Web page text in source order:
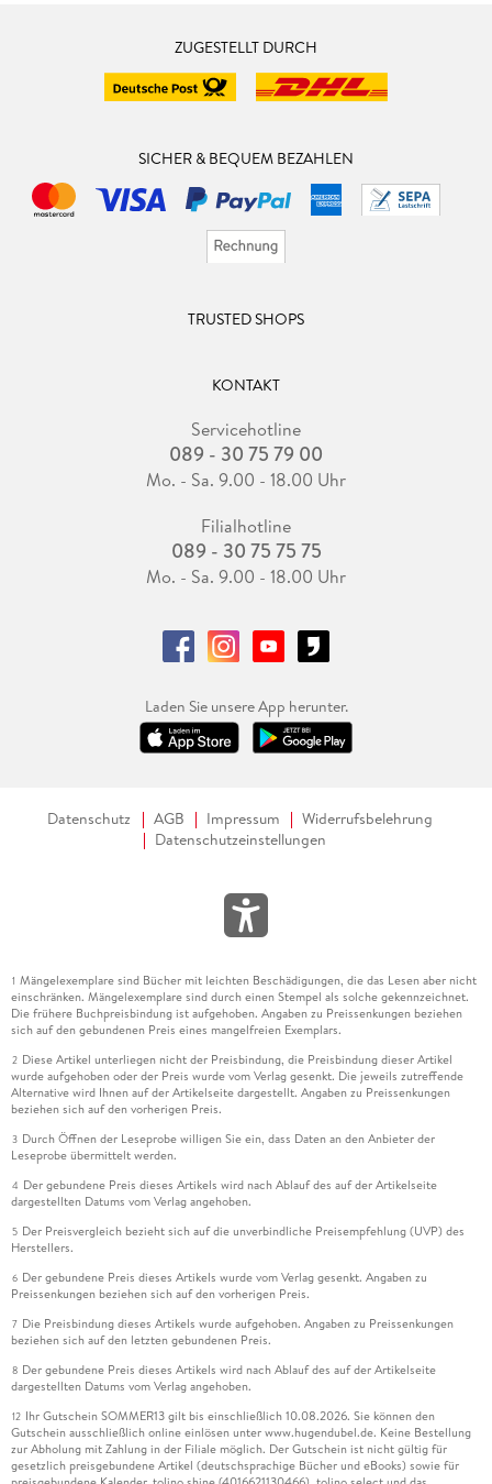
ZUGESTELLT DURCH
SICHER & BEQUEM BEZAHLEN
TRUSTED SHOPS
KONTAKT
Servicehotline
089 - 30 75 79 00
Mo. - Sa. 9.00 - 18.00 Uhr
Filialhotline
089 - 30 75 75 75
Mo. - Sa. 9.00 - 18.00 Uhr
Laden Sie unsere App herunter.
Datenschutz AGB Impressum
Widerrufsbelehrung
Datenschutzeinstellungen
1 Mängelexemplare sind Bücher mit leichten Beschädigungen, die das Lesen aber nicht
einschränken. Mängelexemplare sind durch einen Stempel als solche gekennzeichnet.
Die frühere Buchpreisbindung ist aufgehoben. Angaben zu Preissenkungen beziehen
sich auf den gebundenen Preis eines mangelfreien Exemplars.
2 Diese Artikel unterliegen nicht der Preisbindung, die Preisbindung dieser Artikel
wurde aufgehoben oder der Preis wurde vom Verlag gesenkt. Die jeweils zutreffende
Alternative wird Ihnen auf der Artikelseite dargestellt. Angaben zu Preissenkungen
beziehen sich auf den vorherigen Preis.
3 Durch Öffnen der Leseprobe willigen Sie ein, dass Daten an den Anbieter der
Leseprobe übermittelt werden.
4 Der gebundene Preis dieses Artikels wird nach Ablauf des auf der Artikelseite
dargestellten Datums vom Verlag angehoben.
5 Der Preisvergleich bezieht sich auf die unverbindliche Preisempfehlung (UVP) des
Herstellers.
6 Der gebundene Preis dieses Artikels wurde vom Verlag gesenkt. Angaben zu
Preissenkungen beziehen sich auf den vorherigen Preis.
7 Die Preisbindung dieses Artikels wurde aufgehoben. Angaben zu Preissenkungen
beziehen sich auf den letzten gebundenen Preis.
8 Der gebundene Preis dieses Artikels wird nach Ablauf des auf der Artikelseite
dargestellten Datums vom Verlag angehoben.
12 Ihr Gutschein SOMMER13 gilt bis einschließlich 10.08.2026. Sie können den
Gutschein ausschließlich online einlösen unter www.hugendubel.de. Keine Bestellung
zur Abholung mit Zahlung in der Filiale möglich. Der Gutschein ist nicht gültig für
gesetzlich preisgebundene Artikel (deutschsprachige Bücher und eBooks) sowie für